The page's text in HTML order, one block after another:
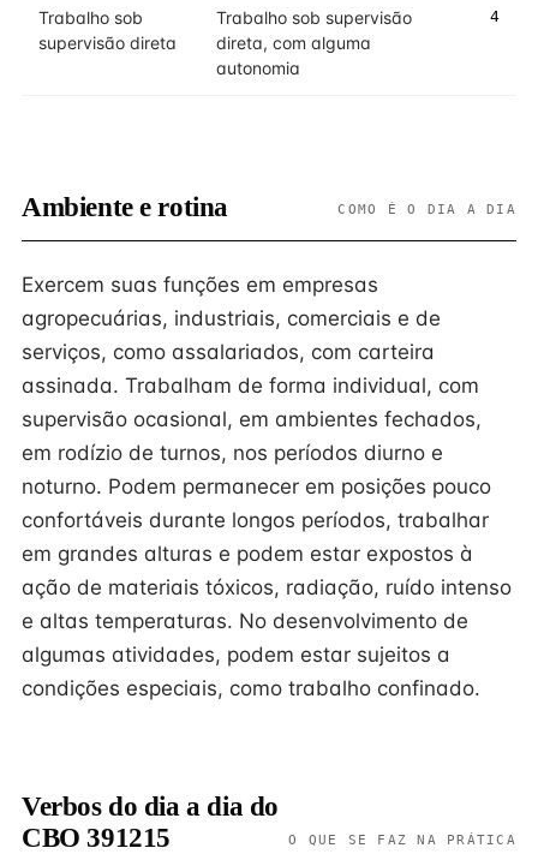
Trabalho sob
supervisão direta
Trabalho sob supervisão
direta, com alguma
autonomia
4
Ambiente e rotina COMO É O DIA A DIA
Exercem suas funções em empresas
agropecuárias, industriais, comerciais e de
serviços, como assalariados, com carteira
assinada. Trabalham de forma individual, com
supervisão ocasional, em ambientes fechados,
em rodízio de turnos, nos períodos diurno e
noturno. Podem permanecer em posições pouco
confortáveis durante longos períodos, trabalhar
em grandes alturas e podem estar expostos à
ação de materiais tóxicos, radiação, ruído intenso
e altas temperaturas. No desenvolvimento de
algumas atividades, podem estar sujeitos a
condições especiais, como trabalho confinado.
Verbos do dia a dia do
CBO 391215
O QUE SE FAZ NA PRÁTICA